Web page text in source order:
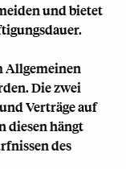
und bietet
Allgemeinen
Die zwei
Verträge auf
diesen hängt
des